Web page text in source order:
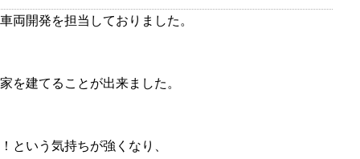
両開発を担当しておりました。
を建てることが出来ました。
という気持ちが強くなり、